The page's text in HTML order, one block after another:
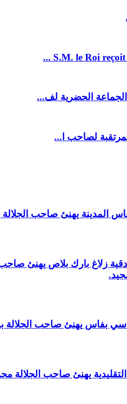
S.M. le Roi reçoit
الحضرية لف...
لصاحب ا...
صاحب الجلالة بمناسبة الذكرى 27
زلاغ بارك بلاص يهنئ
صاحب الجلالة بمناسبة الذكرى 27
يهنئ صاحب الجلالة محمد السادس